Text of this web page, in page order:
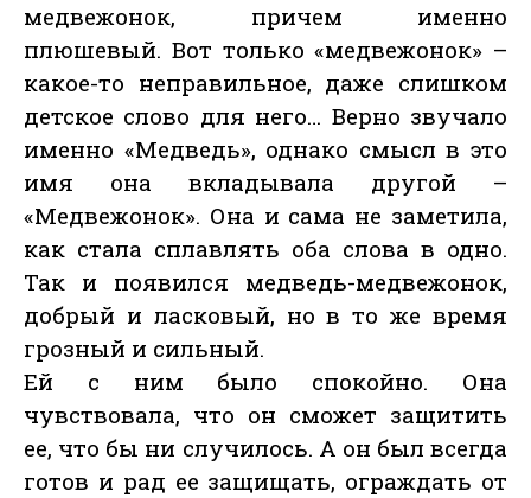
медвежонок, причем именно
плюшевый. Вот только «медвежонок» –
какое-то неправильное, даже слишком
детское слово для него… Верно звучало
именно «Медведь», однако смысл в это
имя она вкладывала другой –
«Медвежонок». Она и сама не заметила,
как стала сплавлять оба слова в одно.
Так и появился медведь-медвежонок,
добрый и ласковый, но в то же время
грозный и сильный.
Ей с ним было спокойно. Она
чувствовала, что он сможет защитить
ее, что бы ни случилось. А он был всегда
готов и рад ее защищать, ограждать от